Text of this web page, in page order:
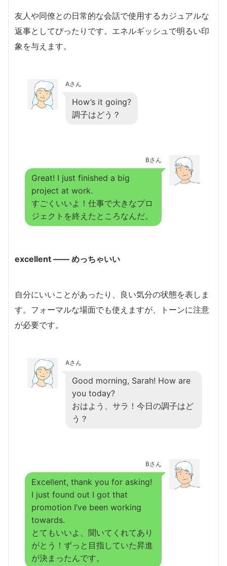
友人や同僚との日常的な会話で使用するカジュアルな
返事としてぴったりです。エネルギッシュで明るい印
象を与えます。
Aさん
How’s it going?
調子はどう？
Bさん
Great! I just finished a big
project at work.
すごくいいよ！仕事で大きなプロ
ジェクトを終えたところなんだ。
excellent ―― めっちゃいい
自分にいいことがあったり、良い気分の状態を表しま
す。フォーマルな場面でも使えますが、トーンに注意
が必要です。
Aさん
Good morning, Sarah! How are
you today?
おはよう、サラ！今日の調子はど
う？
Bさん
Excellent, thank you for asking!
I just found out I got that
promotion I’ve been working
towards.
とてもいいよ、聞いてくれてあり
がとう！ずっと目指していた昇進
が決まったんです。